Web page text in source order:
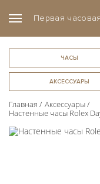
Первая
ЧАСЫ
РЕМОНТ ЧАСОВ
АКСЕССУАРЫ
ЧАСЫ
АКСЕССУАРЫ
Главная
Аксессуары
Настенные часы Rolex